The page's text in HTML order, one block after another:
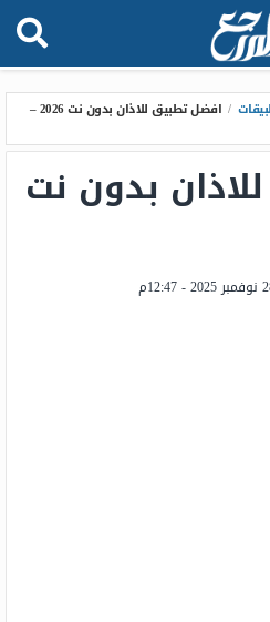
/
افضل تطبيق للاذان بدون نت 2026 –
بدون نت
- 12:47م